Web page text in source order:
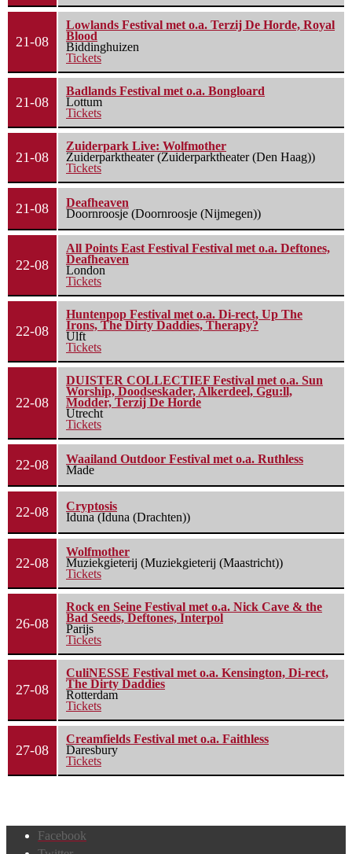
21-08
Lowlands Festival met o.a. Terzij De Horde, Royal
Blood
Biddinghuizen
Tickets
21-08
Badlands Festival met o.a. Bongloard
Lottum
Tickets
21-08
Zuiderpark Live: Wolfmother
Zuiderparktheater (Zuiderparktheater (Den Haag))
Tickets
21-08
Deafheaven
Doornroosje (Doornroosje (Nijmegen))
22-08
All Points East Festival Festival met o.a. Deftones,
Deafheaven
London
Tickets
22-08
Huntenpop Festival met o.a. Di-rect, Up The
Irons, The Dirty Daddies, Therapy?
Ulft
Tickets
22-08
DUISTER COLLECTIEF Festival met o.a. Sun
Worship, Doodseskader, Alkerdeel, Ggu:ll,
Modder, Terzij De Horde
Utrecht
Tickets
22-08
Waailand Outdoor Festival met o.a. Ruthless
Made
22-08
Cryptosis
Iduna (Iduna (Drachten))
22-08
Wolfmother
Muziekgieterij (Muziekgieterij (Maastricht))
Tickets
26-08
Rock en Seine Festival met o.a. Nick Cave & the
Bad Seeds, Deftones, Interpol
Parijs
Tickets
27-08
CuliNESSE Festival met o.a. Kensington, Di-rect,
The Dirty Daddies
Rotterdam
Tickets
27-08
Creamfields Festival met o.a. Faithless
Daresbury
Tickets
Facebook